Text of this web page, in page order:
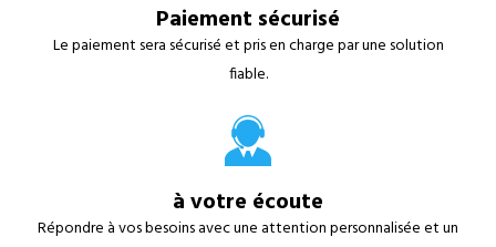
Paiement sécurisé
Le paiement sera sécurisé et pris en charge par une solution
fiable.
à votre écoute
Répondre à vos besoins avec une attention personnalisée et un